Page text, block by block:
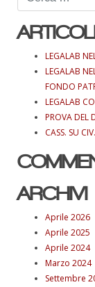
per:
LEGALAB
LEGALAB
FONDO
LEGALAB
PROVA DEL
CASS. SU
ARCHIVI
Aprile 2026
Aprile 2025
Aprile 2024
Marzo 2024
Settembre